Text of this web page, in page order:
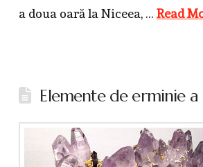
a doua oară la Niceea, … Read
Elemente de erminie a